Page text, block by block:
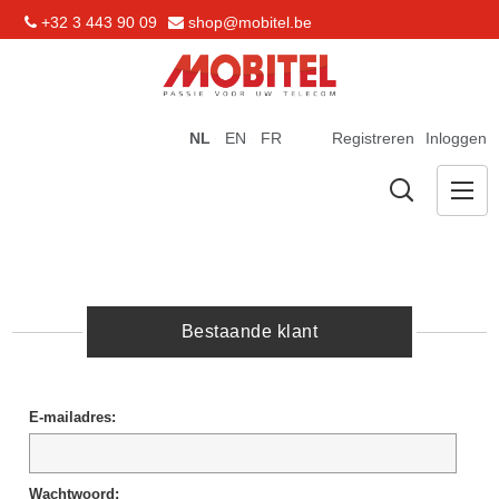
+32 3 443 90 09 shop@mobitel.be
Registreren Inloggen
NL EN FR
Bestaande klant
E-mailadres:
Wachtwoord: